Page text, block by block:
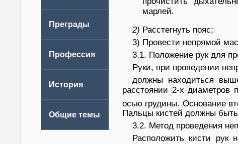
марлей.
2) Расстегнуть пояс;
3) Провести непрямой
3.1. Положение рук для
Руки, при проведении
должны находиться
расстоянии 2-х диаметров
осью грудины. Основание
Пальцы кистей должны
3.2. Метод проведения
Расположить кисти рук